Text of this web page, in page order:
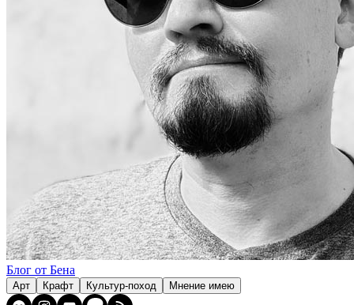
Блог от Бена
Арт Крафт Культур-поход Мнение имею